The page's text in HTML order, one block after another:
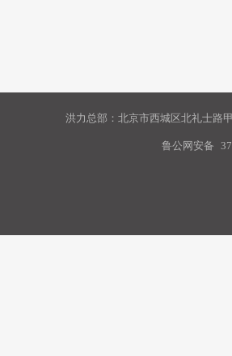
洪力总部：北京市西城区北礼士路
鲁公网安备